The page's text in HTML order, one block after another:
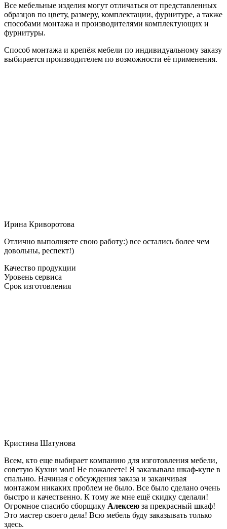
Все мебельные изделия могут отличаться от представленных
образцов по цвету, размеру, комплектации, фурнитуре, а также
способами монтажа и производителями комплектующих и
фурнитуры.
Способ монтажа и крепёж мебели по индивидуальному заказу
выбирается производителем по возможности её применения.
Ирина Криворотова
Отлично выполняете свою работу:) все остались более чем
довольны, респект!)
Качество продукции
Уровень сервиса
Срок изготовления
Кристина Шатунова
Всем, кто еще выбирает компанию для изготовления мебели,
советую Кухни мол! Не пожалеете! Я заказывала шкаф-купе в
спальню. Начиная с обсуждения заказа и заканчивая
монтажом никаких проблем не было. Все было сделано очень
быстро и качественно. К тому же мне ещё скидку сделали!
Огромное спасибо сборщику Алексею за прекрасный шкаф!
Это мастер своего дела! Всю мебель буду заказывать только
здесь.